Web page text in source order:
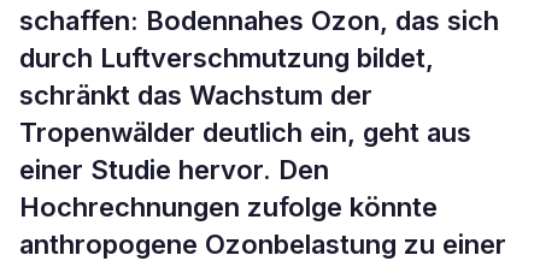
schaffen: Bodennahes Ozon, das sich
durch Luftverschmutzung bildet,
schränkt das Wachstum der
Tropenwälder deutlich ein, geht aus
einer Studie hervor. Den
Hochrechnungen zufolge könnte
anthropogene Ozonbelastung zu einer